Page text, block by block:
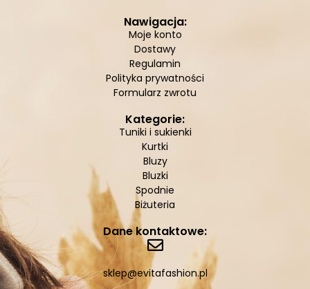
Nawigacja:
Moje konto
Dostawy
Regulamin
Polityka prywatności
Formularz zwrotu
Kategorie:
Tuniki i sukienki
Kurtki
Bluzy
Bluzki
Spodnie
Biżuteria
Dane kontaktowe:
sklep@evitafashion.pl